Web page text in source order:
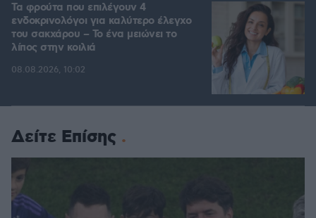
Τα φρούτα που επιλέγουν 4
ενδοκρινολόγοι για καλύτερο έλεγχο
του σακχάρου – Το ένα μειώνει το
λίπος στην κοιλιά
08.08.2026, 10:02
Δείτε Επίσης